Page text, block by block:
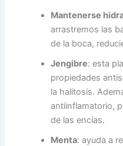
Mantenerse
arrastremos las
de la boca,
Jengibre: esta
propiedades
la halitosis.
antiinflamatorio,
de las encías.
Menta: ayuda a